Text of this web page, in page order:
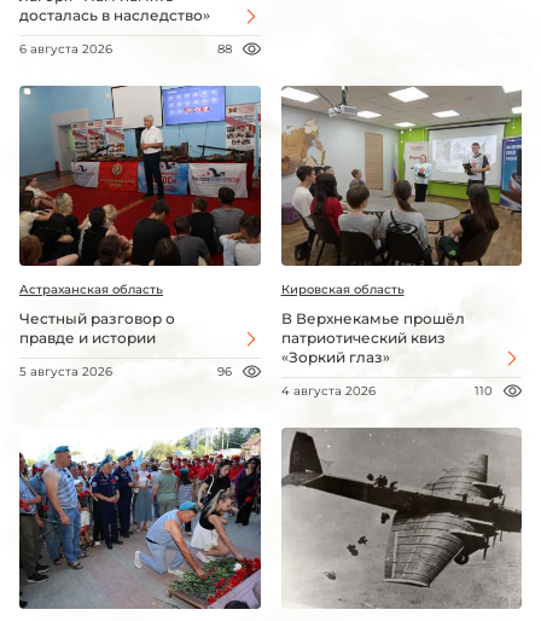
досталась в наследство»
6 августа 2026 88
Астраханская область
Честный разговор о
правде и истории
5 августа 2026 96
Кировская область
В Верхнекамье прошёл
патриотический квиз
«Зоркий глаз»
4 августа 2026 110